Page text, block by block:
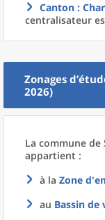
Canton :
centralisateur
Zonages
2026)
La commune de
appartient :
à la Zone
au Bassin de